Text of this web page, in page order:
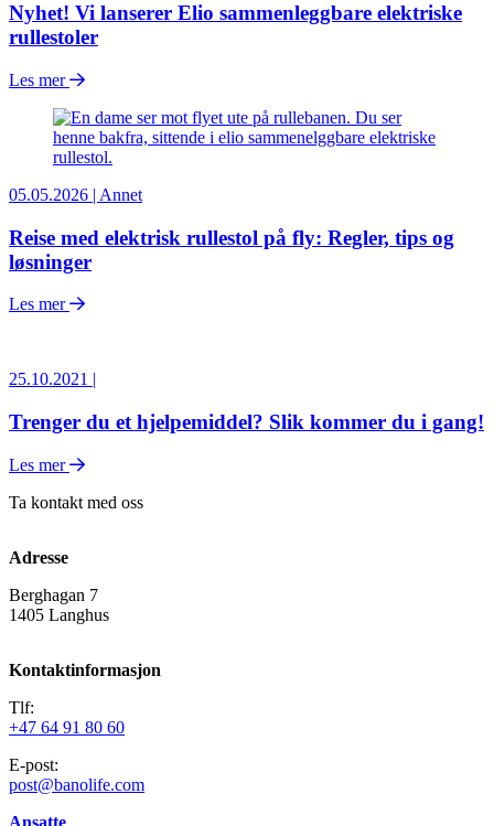
Nyhet! Vi lanserer Elio sammenleggbare elektriske
rullestoler
Les mer
05.05.2026 | Annet
Reise med elektrisk rullestol på fly: Regler, tips og
løsninger
Les mer
25.10.2021 |
Trenger du et hjelpemiddel? Slik kommer du i gang!
Les mer
Ta kontakt med oss
Adresse
Berghagan 7
1405 Langhus
Kontaktinformasjon
Tlf:
+47 64 91 80 60
E-post:
post@banolife.com
Ansatte